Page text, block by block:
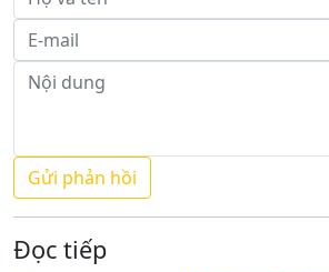
Đọc tiếp